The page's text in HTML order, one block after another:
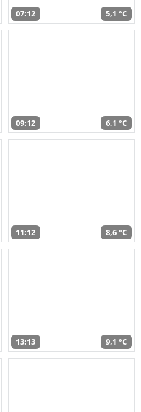
07:12 5,1 °C
09:12 6,1 °C
11:12 8,6 °C
13:13 9,1 °C